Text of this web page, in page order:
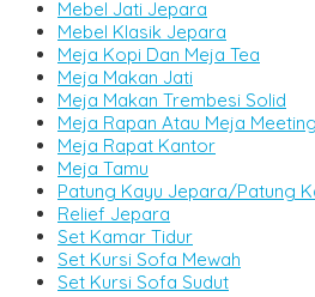
Mebel Jati Jepara
Mebel Klasik Jepara
Meja Kopi Dan Meja Tea
Meja Makan Jati
Meja Makan Trembesi Solid
Meja Rapan Atau Meja Meeting
Meja Rapat Kantor
Meja Tamu
Patung Kayu Jepara/Patung
Relief Jepara
Set Kamar Tidur
Set Kursi Sofa Mewah
Set Kursi Sofa Sudut